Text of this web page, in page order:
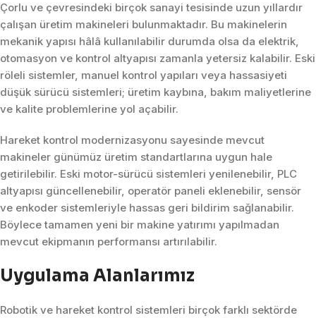
Çorlu ve çevresindeki birçok sanayi tesisinde uzun yıllardır
çalışan üretim makineleri bulunmaktadır. Bu makinelerin
mekanik yapısı hâlâ kullanılabilir durumda olsa da elektrik,
otomasyon ve kontrol altyapısı zamanla yetersiz kalabilir. Eski
röleli sistemler, manuel kontrol yapıları veya hassasiyeti
düşük sürücü sistemleri; üretim kaybına, bakım maliyetlerine
ve kalite problemlerine yol açabilir.
Hareket kontrol modernizasyonu sayesinde mevcut
makineler günümüz üretim standartlarına uygun hale
getirilebilir. Eski motor-sürücü sistemleri yenilenebilir, PLC
altyapısı güncellenebilir, operatör paneli eklenebilir, sensör
ve enkoder sistemleriyle hassas geri bildirim sağlanabilir.
Böylece tamamen yeni bir makine yatırımı yapılmadan
mevcut ekipmanın performansı artırılabilir.
Uygulama Alanlarımız
Robotik ve hareket kontrol sistemleri birçok farklı sektörde